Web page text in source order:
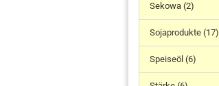
Sekowa (2)
Sojaprodukte (17)
Speiseöl (6)